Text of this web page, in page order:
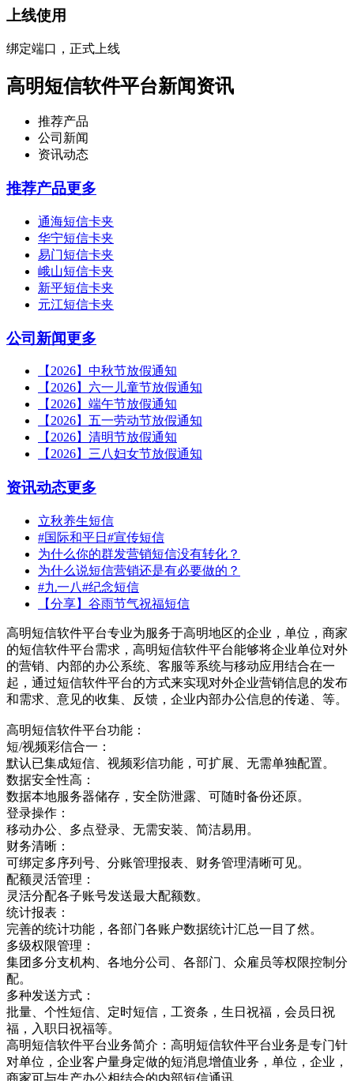
上线使用
绑定端口，正式上线
高明短信软件平台新闻资讯
推荐产品
公司新闻
资讯动态
推荐产品更多
通海短信卡夹
华宁短信卡夹
易门短信卡夹
峨山短信卡夹
新平短信卡夹
元江短信卡夹
公司新闻更多
【2026】中秋节放假通知
【2026】六一儿童节放假通知
【2026】端午节放假通知
【2026】五一劳动节放假通知
【2026】清明节放假通知
【2026】三八妇女节放假通知
资讯动态更多
立秋养生短信
#国际和平日#宣传短信
为什么你的群发营销短信没有转化？
为什么说短信营销还是有必要做的？
#九一八#纪念短信
【分享】谷雨节气祝福短信
高明短信软件平台专业为服务于高明地区的企业，单位，商家
的短信软件平台需求，高明短信软件平台能够将企业单位对外
的营销、内部的办公系统、客服等系统与移动应用结合在一
起，通过短信软件平台的方式来实现对外企业营销信息的发布
和需求、意见的收集、反馈，企业内部办公信息的传递、等。
高明短信软件平台功能：
短/视频彩信合一：
默认已集成短信、视频彩信功能，可扩展、无需单独配置。
数据安全性高：
数据本地服务器储存，安全防泄露、可随时备份还原。
登录操作：
移动办公、多点登录、无需安装、简洁易用。
财务清晰：
可绑定多序列号、分账管理报表、财务管理清晰可见。
配额灵活管理：
灵活分配各子账号发送最大配额数。
统计报表：
完善的统计功能，各部门各账户数据统计汇总一目了然。
多级权限管理：
集团多分支机构、各地分公司、各部门、众雇员等权限控制分
配。
多种发送方式：
批量、个性短信、定时短信，工资条，生日祝福，会员日祝
福，入职日祝福等。
高明短信软件平台业务简介：高明短信软件平台业务是专门针
对单位，企业客户量身定做的短消息增值业务，单位，企业，
商家可与生产办公相结合的内部短信通讯，